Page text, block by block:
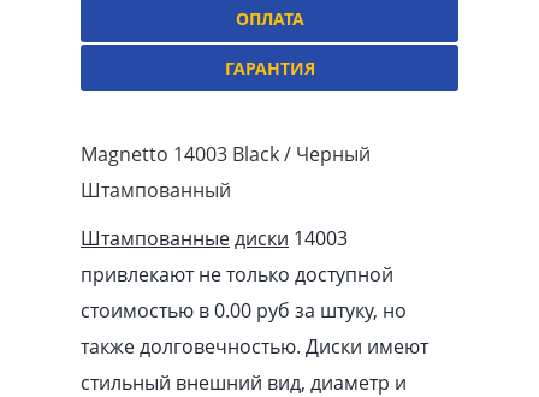
ОПЛАТА
ГАРАНТИЯ
Magnetto 14003 Black / Черный
Штампованный
Штампованныедиски 14003
привлекают не только доступной
стоимостью в 0.00 pуб за штуку, но
также долговечностью. Диски имеют
стильный внешний вид, диаметр и